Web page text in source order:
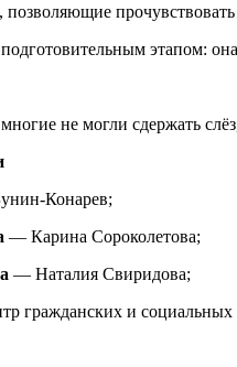
позволяющие прочувствовать
подготовительным этапом: она
многие не могли сдержать
— Карина Сороколетова;
— Наталия Свиридова;
гражданских и социальных